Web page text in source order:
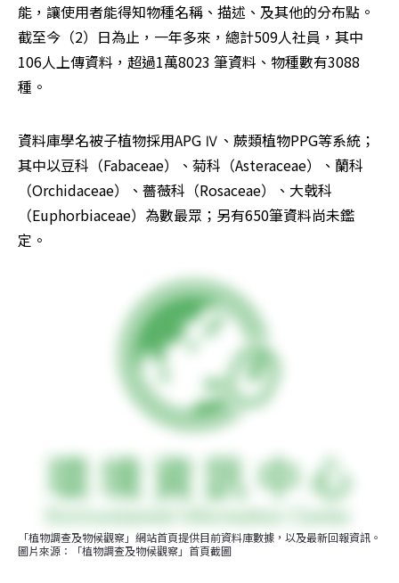
能，讓使用者能得知物種名稱、描述、及其他的分布點。
截至今（2）日為止，一年多來，總計509人社員，其中
106人上傳資料，超過1萬8023 筆資料、物種數有3088
種。
資料庫學名被子植物採用APG Ⅳ、蕨類植物PPG等系統；
其中以豆科（Fabaceae）、菊科（Asteraceae）、蘭科
（Orchidaceae）、薔薇科（Rosaceae）、大戟科
（Euphorbiaceae）為數最眾；另有650筆資料尚未鑑
定。
「植物調查及物候觀察」網站首頁提供目前資料庫數據，以及最新回報資訊。
圖片來源：「植物調查及物候觀察」首頁截圖